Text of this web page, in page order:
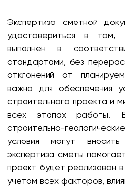
Экспертиза сметной
удостовериться в
выполнен в
стандартами, без
отклонений от
важно для обеспечения
строительного проекта и
всех этапах работы.
строительно-
условия могут
экспертиза сметы
проект будет реализован
учетом всех факторов,